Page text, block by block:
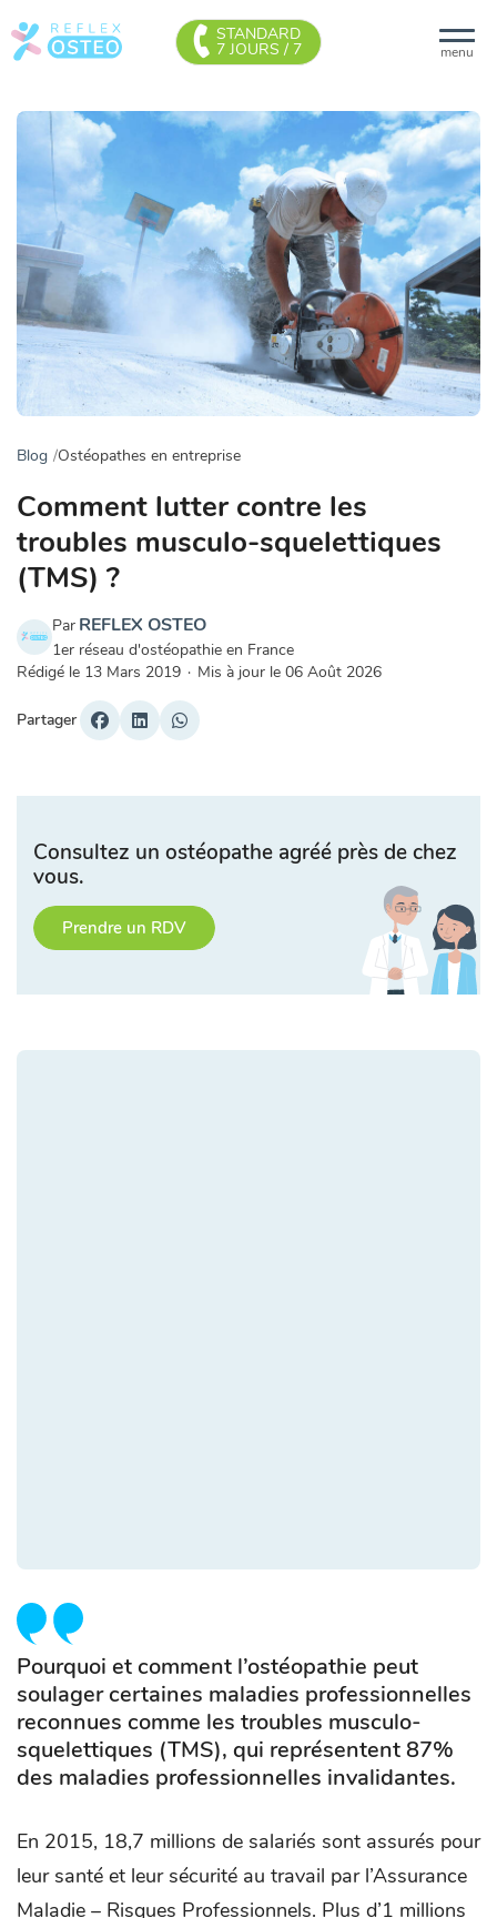
menu
STANDARD
7 JOURS / 7
Blog Ostéopathes en entreprise
Comment lutter contre les
troubles musculo-squelettiques
(TMS) ?
Par REFLEX OSTEO
1er réseau d'ostéopathie en France
Rédigé le 13 Mars 2019 · Mis à jour le 06 Août 2026
Partager
Consultez un ostéopathe agréé près de chez
vous.
Prendre un RDV
Pourquoi et comment l’ostéopathie peut
soulager certaines maladies professionnelles
reconnues comme les troubles musculo-
squelettiques (TMS), qui représentent 87%
des maladies professionnelles invalidantes.
En 2015, 18,7 millions de salariés sont assurés pour
leur santé et leur sécurité au travail par l’Assurance
Maladie – Risques Professionnels. Plus d’1 millions